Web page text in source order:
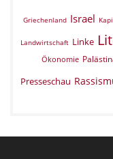
Griechenland Israel
Landwirtschaft Linke
Ökonomie
Presseschau